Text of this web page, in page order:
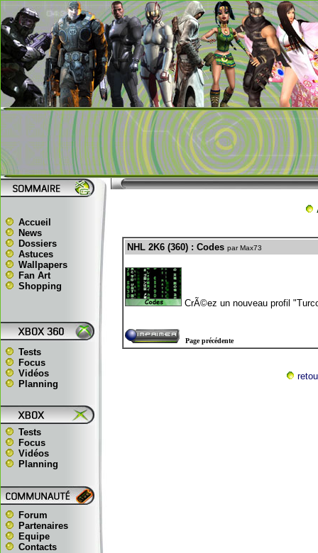
Accueil
News
Dossiers
Astuces
Wallpapers
Fan Art
Shopping
Tests
Focus
Vidéos
Planning
Tests
Focus
Vidéos
Planning
Forum
Partenaires
Equipe
Contacts
NHL 2K6 (360) : Codes par Max73
CrÃ©ez un nouveau profil
Page précédente